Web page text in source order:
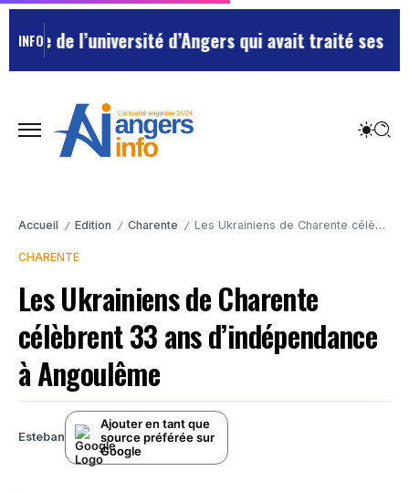
INFO
de l’université d’Angers qui avait traité ses chefs
Accueil / Edition / Charente / Les Ukrainiens de Charente célèbrent 33 ans d’indépendance à Angoulême
CHARENTE
Les Ukrainiens de Charente
célèbrent 33 ans d’indépendance
à Angoulême
Esteban
Ajouter en tant que
source préférée sur
Google